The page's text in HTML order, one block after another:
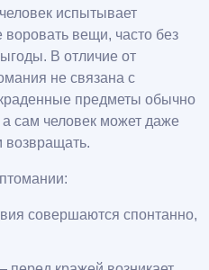
испытывает
вещи, часто без
В отличие от
не связана с
предметы обычно
сам человек может даже
возвращать.
совершаются спонтанно,